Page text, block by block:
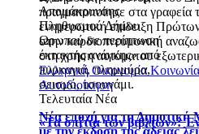
πραγματοποίησε στα γραφεία
ενημερωτική επίδειξη
στην καρδιοπνευμονική
στη χρήση αυτόματου
Ελληνική ΟικονομίαΚοινωνία
Αυτοδιοίκηση
Νέα εποχή για τη Δημοτική
Απομάκρυνσης
Πληθυσμού Δήμου
Ωρωπού σε περίπτωση
έκτακτης ανάγκης» από
πυρκαγιά, πλημμύρα,
σεισμό, τσουνάμι.
Τελευταία Νέα
«Τα σπίτια των βιβλίων»: